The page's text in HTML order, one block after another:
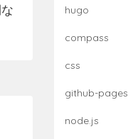
hugo
compass
css
github-pages
node.js